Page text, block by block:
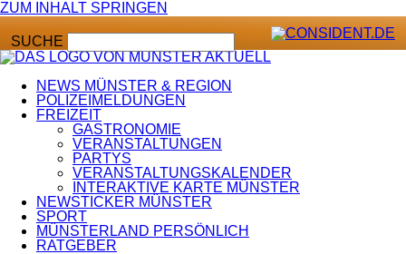
ZUM INHALT SPRINGEN
SUCHE
NEWS MÜNSTER & REGION
POLIZEIMELDUNGEN
FREIZEIT
GASTRONOMIE
VERANSTALTUNGEN
PARTYS
VERANSTALTUNGSKALENDER
INTERAKTIVE KARTE MÜNSTER
NEWSTICKER MÜNSTER
SPORT
MÜNSTERLAND PERSÖNLICH
RATGEBER